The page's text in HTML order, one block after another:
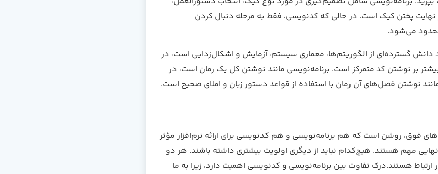
نهایت پختن کیک است. در حالی که کدنویسی، فقط به مرحله دنبال کردن
می‌شود.
دانش گسترده‌ای از الگوریتم‌ها، معماری سیستم، آزمایش و اشکال‌زدایی است، در
بر نوشتن کد متمرکز است. برنامه‌نویسی مانند نوشتن کل یک رمان است، در
نوشتن فصل‌های آن رمان با استفاده از قواعد دستور زبان و املای صحیح است.
فوق، روشن است که هم برنامه‌نویسی و هم کدنویسی برای ارائه نرم‌افزار مؤثر
نهایی مهم هستند. هیچ‌کدام نباید از دیگری اولویت بیشتری داشته باشند. هر دو
ارتباط هستند.درک تفاوت بین برنامه‌نویسی و کدنویسی اهمیت دارد، زیرا به ما